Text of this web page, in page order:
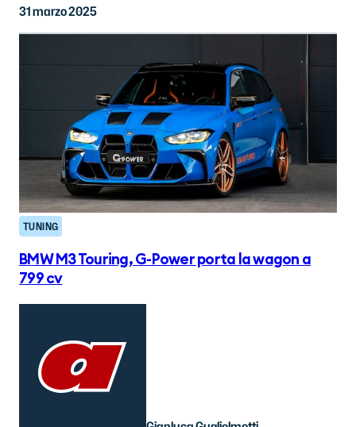
31 marzo 2025
TUNING
BMW M3 Touring, G-Power porta la wagon a
799 cv